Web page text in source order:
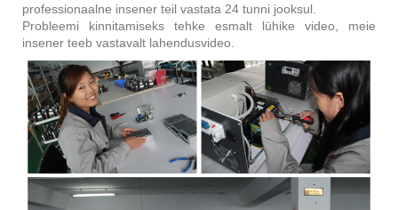
professionaalne insener teil vastata 24 tunni jooksul.
Probleemi kinnitamiseks tehke esmalt lühike video, meie
insener teeb vastavalt lahendusvideo.